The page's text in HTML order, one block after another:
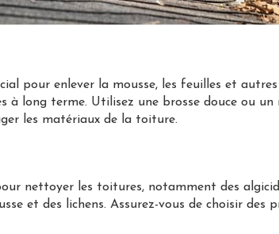
pour enlever la mousse, les feuilles et
à long terme. Utilisez une brosse douce ou
les matériaux de la toiture.
nettoyer les toitures, notamment des
et des lichens. Assurez-vous de choisir